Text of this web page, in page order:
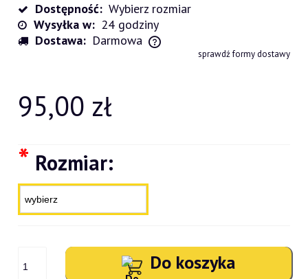
Dostępność: Wybierz rozmiar
Wysyłka w: 24 godziny
Dostawa: Darmowa
Cena nie zawiera ewentualnych kosztów płatnościsprawdź formy dostawy
95,00 zł
* Rozmiar:
Do koszyka